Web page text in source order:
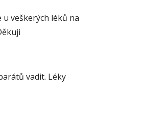
veškerých léků na
vadit. Léky